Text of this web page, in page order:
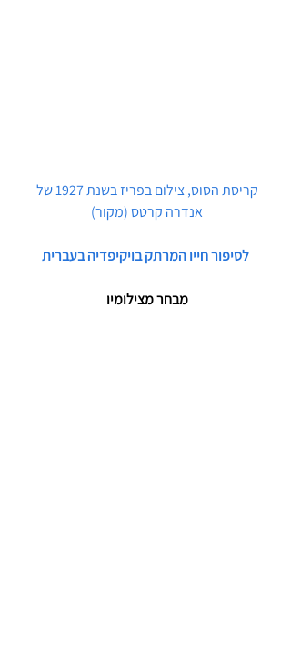
קריסת הסוס, צילום בפריז בשנת 1927 של
אנדרה קרטס (מקור)
לסיפור חייו המרתק בויקיפדיה בעברית
מבחר מצילומיו